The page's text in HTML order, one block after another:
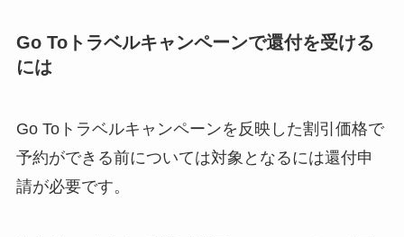
Go Toトラベルキャンペーンで還付を受ける
には
Go Toトラベルキャンペーンを反映した割引価格で
予約ができる前については対象となるには還付申
請が必要です。